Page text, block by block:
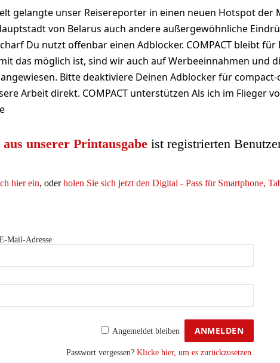
gelangte unser Reisereporter in einen neuen Hotspot der
von Belarus auch andere außergewöhnliche
Du nutzt offenbar einen Adblocker. COMPACT bleibt für
das möglich ist, sind wir auch auf Werbeeinnahmen und
Bitte deaktiviere Deinen Adblocker für
Arbeit direkt. COMPACT unterstützen Als ich im Flieger
aus unserer Printausgabe ist registrierten
hier ein, oderholen Sie sich jetzt den Digital - Pass für Smartphone,
Mail-Adresse
Angemeldet bleiben
Passwort vergessen? Klicke hier, um es zurückzusetzen.